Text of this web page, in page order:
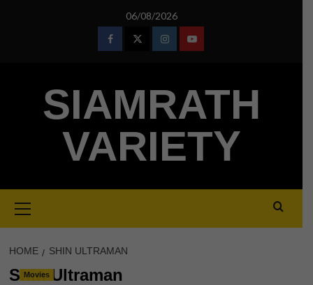
06/08/2026
FacebookTwitterInstagramYoutube
SIAMRATH
VARIETY
Menu
HOME SHIN ULTRAMAN
Shin Ultraman
Movies